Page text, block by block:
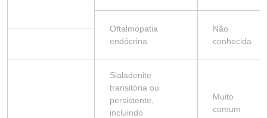
Oftalmopatia
endócrina
Não
conhecida
Sialadenite
transitória ou
persistente,
incluindo
Muito
comum